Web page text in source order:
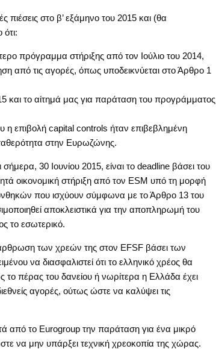
στο β’ εξάμηνο του 2015 και (θα
πρόγραμμα στήριξης από τον Ιούλιο του 2014,
από τις αγορές, όπως υποδεικνύεται στο Άρθρο 1
και το αίτημά μας για παράταση του προγράμματος
η επιβολή capital controls ήταν επιβεβλημένη
στην Ευρωζώνης.
30 Ιουνίου 2015, είναι το deadline βάσει του
οικονομική στήριξη από τον ESM υπό τη μορφή
που ισχύουν σύμφωνα με το Άρθρο 13 του
αποκλειστικά για την αποπληρωμή του
το εσωτερικό.
των χρεών της στον EFSF βάσει των
να διασφαλιστεί ότι το ελληνικό χρέος θα
πέρας του δανείου ή νωρίτερα η Ελλάδα έχει
αγορές, ούτως ώστε να καλύψει τις
από το Eurogroup την παράταση για ένα μικρό
να μην υπάρξει τεχνική χρεοκοπία της χώρας.